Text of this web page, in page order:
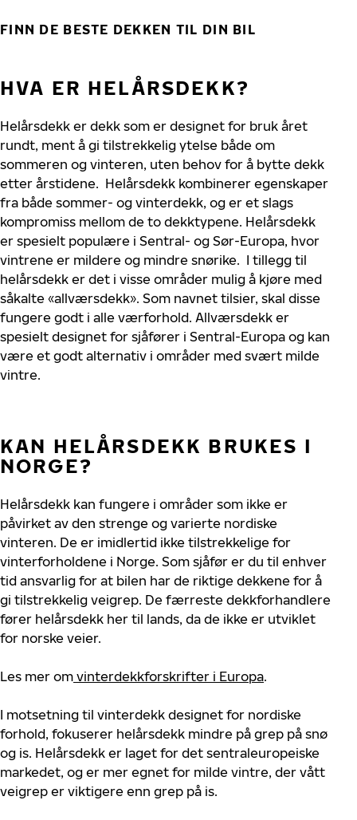
FINN DE BESTE DEKKEN TIL DIN BIL
HVA ER HELÅRSDEKK?
Helårsdekk er dekk som er designet for bruk året
rundt, ment å gi tilstrekkelig ytelse både om
sommeren og vinteren, uten behov for å bytte dekk
etter årstidene. Helårsdekk kombinerer egenskaper
fra både sommer- og vinterdekk, og er et slags
kompromiss mellom de to dekktypene. Helårsdekk
er spesielt populære i Sentral- og Sør-Europa, hvor
vintrene er mildere og mindre snørike. I tillegg til
helårsdekk er det i visse områder mulig å kjøre med
såkalte «allværsdekk». Som navnet tilsier, skal disse
fungere godt i alle værforhold. Allværsdekk er
spesielt designet for sjåfører i Sentral-Europa og kan
være et godt alternativ i områder med svært milde
vintre.
KAN HELÅRSDEKK BRUKES I
NORGE?
Helårsdekk kan fungere i områder som ikke er
påvirket av den strenge og varierte nordiske
vinteren. De er imidlertid ikke tilstrekkelige for
vinterforholdene i Norge. Som sjåfør er du til enhver
tid ansvarlig for at bilen har de riktige dekkene for å
gi tilstrekkelig veigrep. De færreste dekkforhandlere
fører helårsdekk her til lands, da de ikke er utviklet
for norske veier.
Les mer om vinterdekkforskrifter i Europa.
I motsetning til vinterdekk designet for nordiske
forhold, fokuserer helårsdekk mindre på grep på snø
og is. Helårsdekk er laget for det sentraleuropeiske
markedet, og er mer egnet for milde vintre, der vått
veigrep er viktigere enn grep på is.